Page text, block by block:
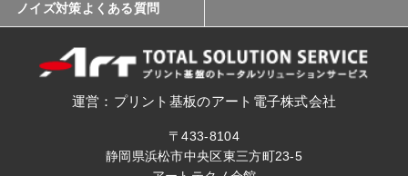
ノイズ対策よくある質問
運営：プリント基板のアート電子株式会社
〒433-8104
静岡県浜松市中央区東三方町23-5